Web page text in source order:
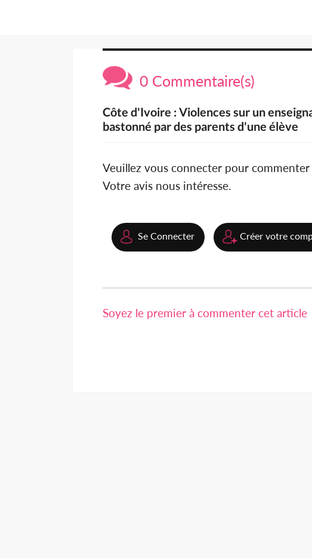
0 Commentaire(s)
Côte d'Ivoire : Violences sur un
bastonné par des parents d'une élève
Veuillez vous connecter pour
Votre avis nous intéresse.
Se Connecter Créer votre
Soyez le premier à commenter cet article